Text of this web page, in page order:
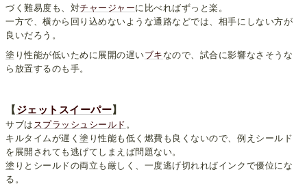
づく難易度も、対チャージャーに比べればずっと楽。
一方で、横から回り込めないような通路などでは、相手にしない方が
良いだろう。
塗り性能が低いために展開の遅いブキ なので、試合に影響なさそうな
ら放置するのも手。
【ジェットスイーパー】
サブは スプラッシュシールド 。
キルタイムが遅く塗り性能も低く燃費も良くないので、例えシールド
を展開されても逃げてしまえば問題ない。
塗りとシールドの両立も厳しく、一度逃げ切れればインクで優位にな
る。